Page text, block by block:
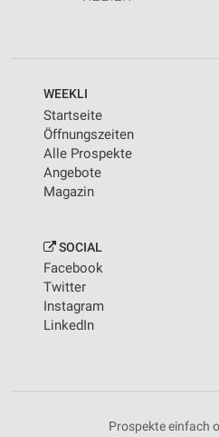
WEEKLI
Startseite
Öffnungszeiten
Alle Prospekte
Angebote
Magazin
SOCIAL
Facebook
Twitter
Instagram
LinkedIn
Prospekte einfach